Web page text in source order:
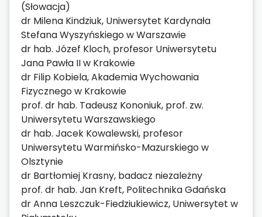
(Słowacja)
dr Milena Kindziuk, Uniwersytet Kardynała
Stefana Wyszyńskiego w Warszawie
dr hab. Józef Kloch, profesor Uniwersytetu
Jana Pawła II w Krakowie
dr Filip Kobiela, Akademia Wychowania
Fizycznego w Krakowie
prof. dr hab. Tadeusz Kononiuk, prof. zw.
Uniwersytetu Warszawskiego
dr hab. Jacek Kowalewski, profesor
Uniwersytetu Warmińsko-Mazurskiego w
Olsztynie
dr Bartłomiej Krasny, badacz niezależny
prof. dr hab. Jan Kreft, Politechnika Gdańska
dr Anna Leszczuk-Fiedziukiewicz, Uniwersytet w